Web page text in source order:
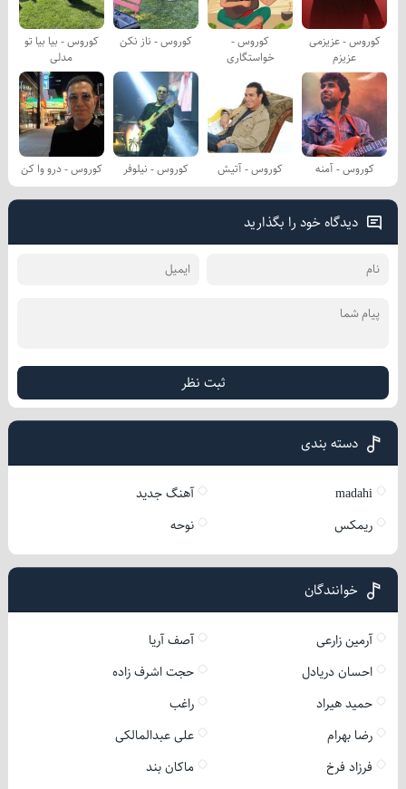
کوروس - عزیزمی
عزیزم
کوروس -
خواستگاری
کوروس - ناز نکن
کوروس - بیا بیا تو
مدلی
کوروس - آمنه کوروس - آتیش کوروس - نیلوفر کوروس - درو وا کن
دیدگاه خود را بگذارید
ثبت نظر
دسته بندی
madahi
آهنگ جدید
ریمکس
نوحه
خوانندگان
آرمین زارعی
آصف آریا
احسان دریادل
حجت اشرف زاده
حمید هیراد
راغب
رضا بهرام
علی عبدالمالکی
فرزاد فرخ
ماکان بند